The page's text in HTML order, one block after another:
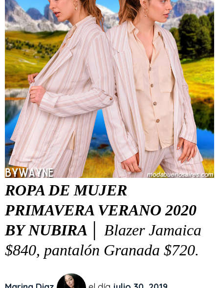
ROPA DE MUJER
PRIMAVERA VERANO 2020
BY NUBIRA │
Blazer Jamaica
$840, pantalón Granada $720.